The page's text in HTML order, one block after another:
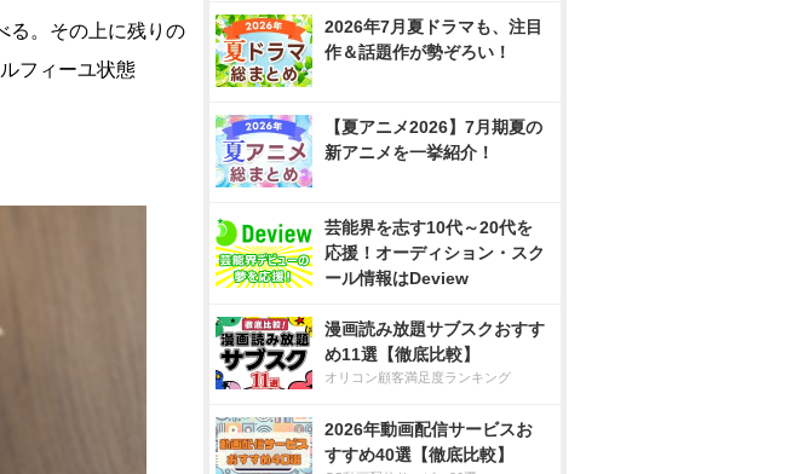
る。その上に残りの
フィーユ状態
2026年7月夏ドラマも、注目
作＆話題作が勢ぞろい！
【夏アニメ2026】7月期夏の
新アニメを一挙紹介！
芸能界を志す10代～20代を
応援！オーディション・スク
ール情報はDeview
漫画読み放題サブスクおすす
め11選【徹底比較】
オリコン顧客満足度ランキング
2026年動画配信サービスお
すすめ40選【徹底比較】